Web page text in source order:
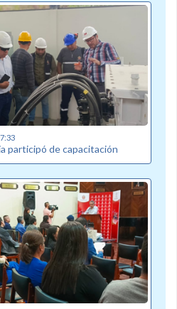
participó de capacitación